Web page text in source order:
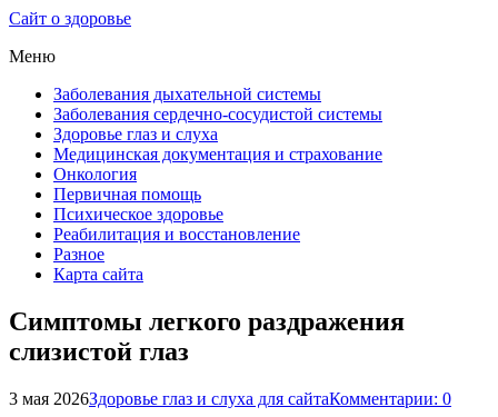
Сайт о здоровье
Меню
Заболевания дыхательной системы
Заболевания сердечно-сосудистой системы
Здоровье глаз и слуха
Медицинская документация и страхование
Онкология
Первичная помощь
Психическое здоровье
Реабилитация и восстановление
Разное
Карта сайта
Симптомы легкого раздражения
слизистой глаз
3 мая 2026Здоровье глаз и слуха для сайтаКомментарии: 0